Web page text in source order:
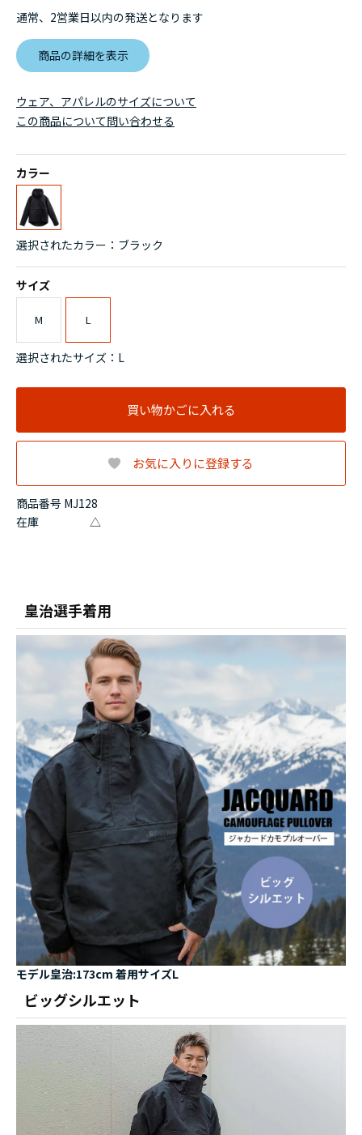
商品番号 MJ128
在庫 △
通常、2営業日以内の発送となります
商品の詳細を表示
ウェア、アパレルのサイズについて
カラー
選択されたカラー：ブラック
サイズ
M L
選択されたサイズ：L
買い物かごに入れる
お気に入りに登録する
この商品について問い合わせる
皇治選手着用
モデル皇治:173cm 着用サイズL
ビッグシルエット